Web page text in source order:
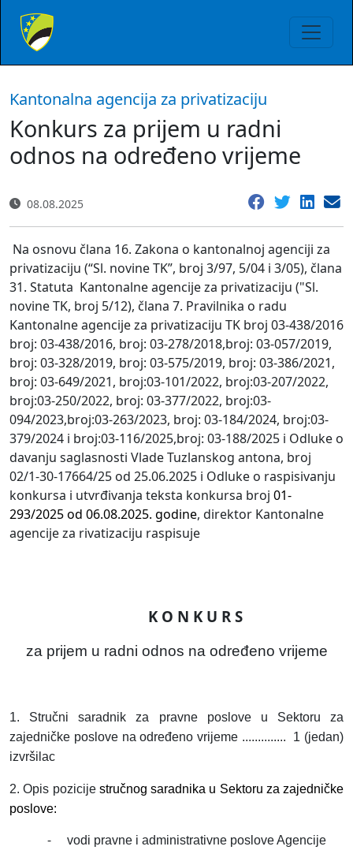
Kantonalna agencija za privatizaciju
Konkurs za prijem u radni
odnos na određeno vrijeme
08.08.2025
Na osnovu člana 16. Zakona o kantonalnoj agenciji za
privatizaciju (“Sl. novine TK”, broj 3/97, 5/04 i 3/05), člana
31. Statuta Kantonalne agencije za privatizaciju ("Sl.
novine TK, broj 5/12), člana 7. Pravilnika o radu
Kantonalne agencije za privatizaciju TK broj 03-438/2016
broj: 03-438/2016, broj: 03-278/2018,broj: 03-057/2019,
broj: 03-328/2019, broj: 03-575/2019, broj: 03-386/2021,
broj: 03-649/2021, broj:03-101/2022, broj:03-207/2022,
broj:03-250/2022, broj: 03-377/2022, broj:03-
094/2023,broj:03-263/2023, broj: 03-184/2024, broj:03-
379/2024 i broj:03-116/2025,broj: 03-188/2025 i Odluke o
davanju saglasnosti Vlade Tuzlanskog antona, broj
02/1-30-17664/25 od 25.06.2025 i Odluke o raspisivanju
konkursa i utvrđivanja teksta konkursa broj 01-
293/2025 od 06.08.2025. godine, direktor Kantonalne
agencije za rivatizaciju raspisuje
K O N K U R S
za prijem u radni odnos na određeno vrijeme
1. Stručni saradnik za pravne poslove u Sektoru za
zajedničke poslove na određeno vrijeme ..............
1 (jedan)
izvršilac
2. Opis pozicije stručnog saradnika u Sektoru za zajedničke
poslove:
- vodi pravne i administrativne poslove Agencije